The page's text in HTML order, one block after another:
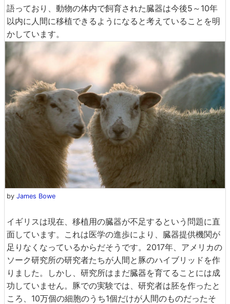
語っており、動物の体内で飼育された臓器は今後5～10年
以内に人間に移植できるようになると考えていることを明
かしています。
by James Bowe
イギリスは現在、移植用の臓器が不足するという問題に直
面しています。これは医学の進歩により、臓器提供機関が
足りなくなっているからだそうです。2017年、アメリカの
ソーク研究所の研究者たちが人間と豚のハイブリッドを作
りました。しかし、研究所はまだ臓器を育てることには成
功していません。豚での実験では、研究者は胚を作ったと
ころ、10万個の細胞のうち1個だけが人間のものだったそ